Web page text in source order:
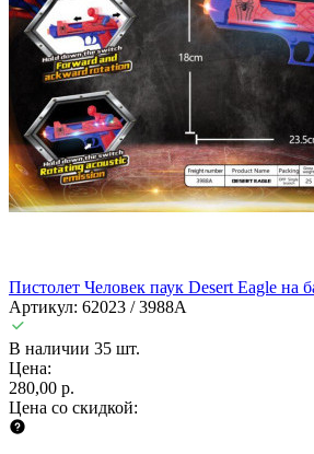
Пистолет Человек паук Desert Eagle на
Артикул: 62023 / 3988A
В наличии 35 шт.
Цена:
280,00 р.
Цена со скидкой: